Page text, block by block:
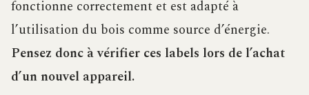
fonctionne correctement et est adapté à
l’utilisation du bois comme source d’énergie.
Pensez donc à vérifier ces labels lors de l’achat
d’un nouvel appareil.